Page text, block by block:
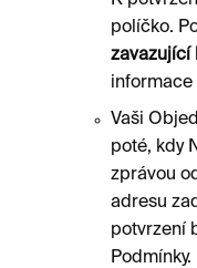
políčko.
zavazující
informace
Vaši
poté, kdy
zprávou
adresu
potvrzení